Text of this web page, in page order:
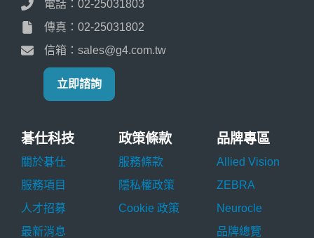
電話：02-25031803
傳真：02-25031802
信箱：sales@g4.com.tw
立即諮詢
碁仕科技
關於碁仕
服務項目
人才招募
最新消息
政策條款
服務條款
隱私權政策
Cookie 政策
品牌專區
Allied Vision
ZEBRA
Neurocle
品牌總覽